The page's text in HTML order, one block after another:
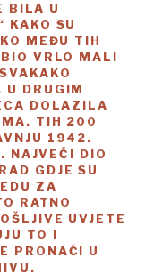
BILA U
KAKO SU
MEĐU TIH
VRLO MALI
U DRUGIM
DOLAZILA
TIH 200
1942.
NAJVEĆI DIO
GDJE SU
ZA
RATNO
UVJETE
TO I
PRONAĆI U